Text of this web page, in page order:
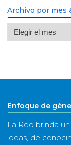
Archivo por mes
Archivo
por
año
Enfoque de
La Red brinda
ideas, de